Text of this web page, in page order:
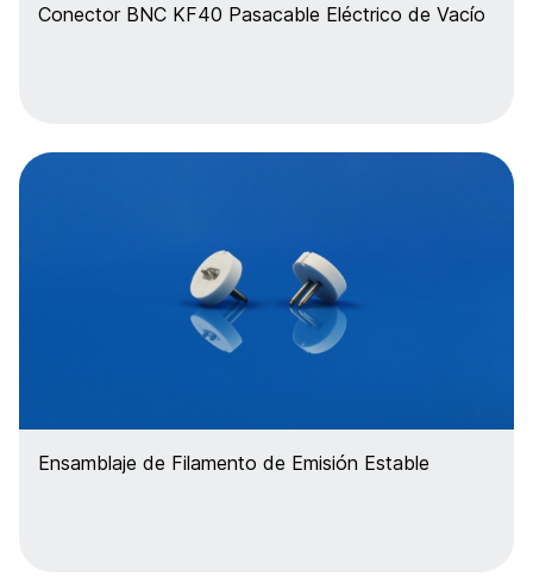
Conector BNC KF40 Pasacable Eléctrico de Vacío
Ensamblaje de Filamento de Emisión Estable